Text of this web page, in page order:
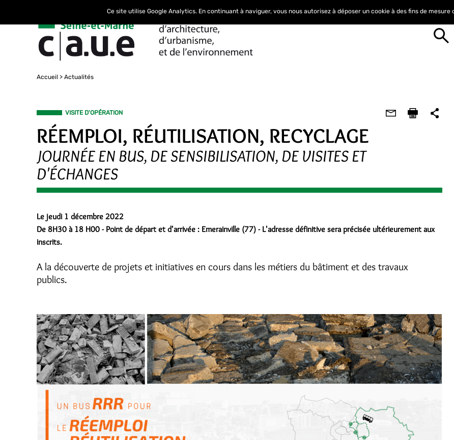
Accueil Actualités
VISITE D'OPÉRATION
RÉEMPLOI, RÉUTILISATION, RECYCLAGE
JOURNÉE EN BUS, DE SENSIBILISATION, DE VISITES ET
D'ÉCHANGES
Le jeudi 1 décembre 2022
De 8H30 à 18 H00 - Point de départ et d'arrivée : Emerainville (77) - L'adresse définitive sera précisée ultérieurement aux
inscrits.
A la découverte de projets et initiatives en cours dans les métiers du bâtiment et des travaux
publics.
Ce site utilise Google Analytics. En continuant à naviguer, vous nous autorisez à déposer un cookie à des fins de mesure